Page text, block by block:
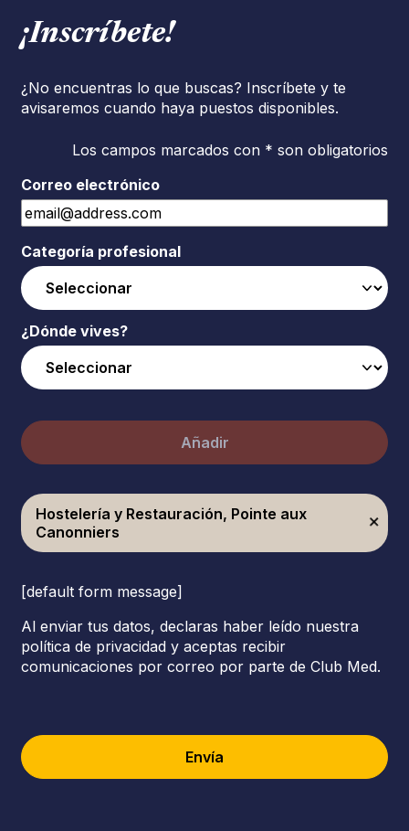
¡Inscríbete!
¿No encuentras lo que buscas? Inscríbete y te
avisaremos cuando haya puestos disponibles.
Los campos marcados con * son obligatorios
Correo electrónico
Categoría profesional
¿Dónde vives?
Añadir
Hostelería y Restauración, Pointe aux
Canonniers
[default form message]
Al enviar tus datos, declaras haber leído nuestra
política de privacidad y aceptas recibir
comunicaciones por correo por parte de Club Med.
Envía